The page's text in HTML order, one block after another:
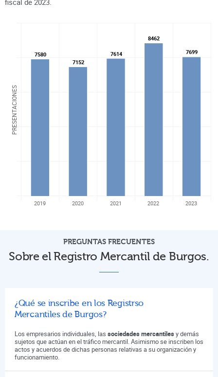
PRESENTACIONES
7580
7580
7152
7152
7614
7614
8462
8462
7699
7699
2019 2020 2021 2022 2023
PREGUNTAS FRECUENTES
Sobre el Registro Mercantil de Burgos.
¿Qué se inscribe en los Registrso
Mercantiles de Burgos?
Los empresarios individuales, las sociedades mercantilesy demás
sujetos que actúan en el tráfico mercantil. Asimismo se inscriben los
actos y acuerdos de dichas personas relativas a su organización y
funcionamiento.